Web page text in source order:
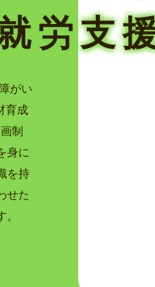
労支
がい
育成
制
身に
を持
せた